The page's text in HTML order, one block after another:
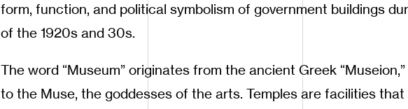
form, function, and political symbolism of government buildings
of the 1920s and 30s.
The word “Museum” originates from the ancient Greek
to the Muse, the goddesses of the arts. Temples are facilities